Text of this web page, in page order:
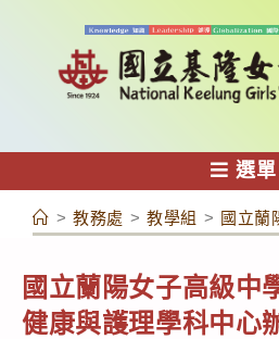
容
選單
> 教務處 > 教學組 > 國立蘭
國立蘭陽女子高級中
健康與護理學科中心